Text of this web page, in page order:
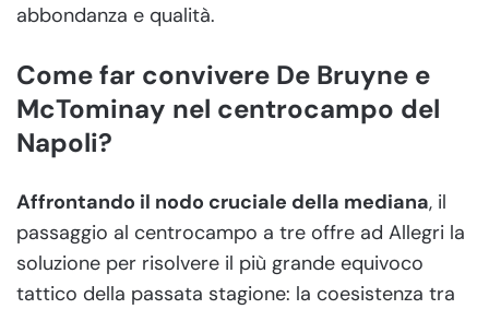
abbondanza e qualità.
Come far convivere De Bruyne e
McTominay nel centrocampo del
Napoli?
Affrontando il nodo cruciale della mediana, il
passaggio al centrocampo a tre offre ad Allegri la
soluzione per risolvere il più grande equivoco
tattico della passata stagione: la coesistenza tra